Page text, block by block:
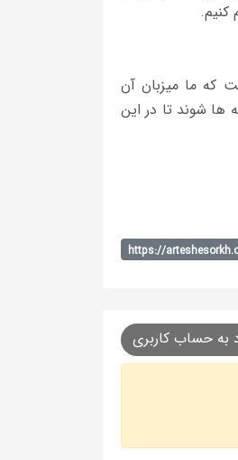
كنيم.
كه ما ميزبان آن
ها شوند تا در اين
به حساب کاربری